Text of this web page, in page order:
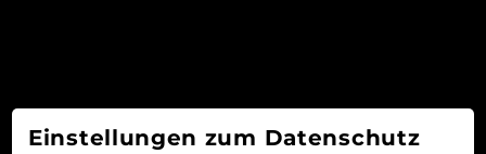
Einstellungen zum Datenschutz